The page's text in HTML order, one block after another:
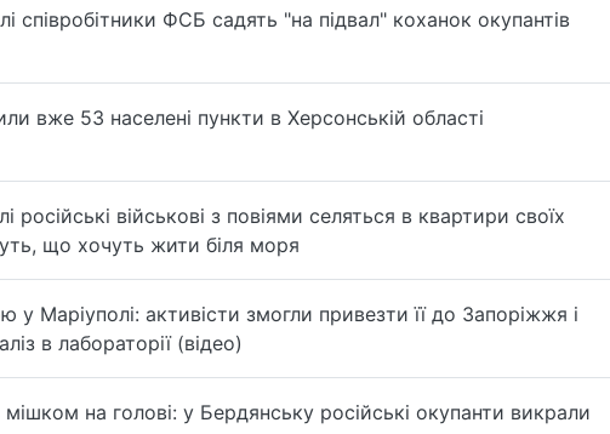
співробітники ФСБ садять "на підвал" коханок окупантів
вже 53 населені пункти в Херсонській області
російські військові з повіями селяться в квартири своїх
що хочуть жити біля моря
у Маріуполі: активісти змогли привезти її до Запоріжжя і
в лабораторії (відео)
мішком на голові: у Бердянську російські окупанти викрали